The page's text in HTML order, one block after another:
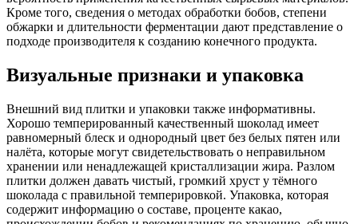
Кроме того, сведения о методах обработки бобов, степени
обжарки и длительности ферментации дают представление о
подходе производителя к созданию конечного продукта.
Визуальные признаки и упаковка
Внешний вид плитки и упаковки также информативны.
Хорошо темперированный качественный шоколад имеет
равномерный блеск и однородный цвет без белых пятен или
налёта, которые могут свидетельствовать о неправильном
хранении или ненадлежащей кристаллизации жира. Разлом
плитки должен давать чистый, громкий хруст у тёмного
шоколада с правильной темперировкой. Упаковка, которая
содержит информацию о составе, проценте какао,